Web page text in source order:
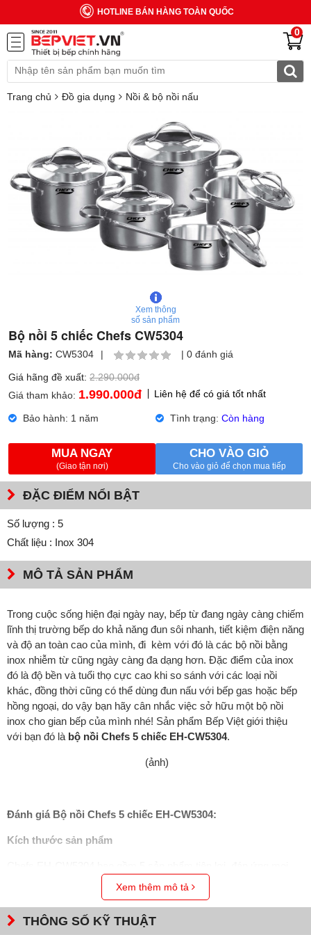
HOTLINE BÁN HÀNG TOÀN QUỐC
0
Trang chủ Đồ gia dụng Nồi & bộ nồi nấu
Xem thông
số sản phẩm
Bộ nồi 5 chiếc Chefs CW5304
Mã hàng: CW5304 | | 0 đánh giá
Giá hãng đề xuất: 2.290.000đ
Giá tham khảo: 1.990.000đ Liên hệ để có giá tốt nhất
Bảo hành: 1 năm Tình trạng: Còn hàng
MUA NGAY
(Giao tận nơi)
CHO VÀO GIỎ
Cho vào giỏ để chọn mua tiếp
ĐẶC ĐIỂM NỔI BẬT
Số lượng : 5
Chất liệu : Inox 304
MÔ TẢ SẢN PHẨM
Trong cuộc sống hiện đại ngày nay, bếp từ đang ngày càng chiếm
lĩnh thị trường bếp do khả năng đun sôi nhanh, tiết kiệm điện năng
và độ an toàn cao của mình, đi kèm với đó là các bộ nồi bằng
inox nhiễm từ cũng ngày càng đa dạng hơn. Đặc điểm của inox
đó là độ bền và tuổi thọ cực cao khi so sánh với các loại nồi
khác, đồng thời cũng có thể dùng đun nấu với bếp gas hoặc bếp
hồng ngoại, do vậy bạn hãy cân nhắc việc sở hữu một bộ nồi
inox cho gian bếp của mình nhé! Sản phẩm Bếp Việt giới thiệu
với bạn đó là bộ nồi Chefs 5 chiếc EH-CW5304.
(ảnh)
Đánh giá Bộ nồi Chefs 5 chiếc EH-CW5304:
Kích thước sản phẩm
nhu cầu nhà bếp của bạn :
Nồi 16 x 10cm kích thước nhỏ vừa, thích hợp chế biến các
món ăn không cần nhiều diện tích nấu như thịt băm, thịt
Xem thêm mô tả
THÔNG SỐ KỸ THUẬT